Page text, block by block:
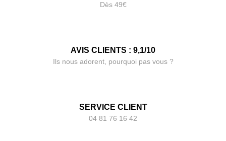
Dès 49€
AVIS CLIENTS : 9,1/10
Ils nous adorent, pourquoi pas vous ?
SERVICE CLIENT
04 81 76 16 42